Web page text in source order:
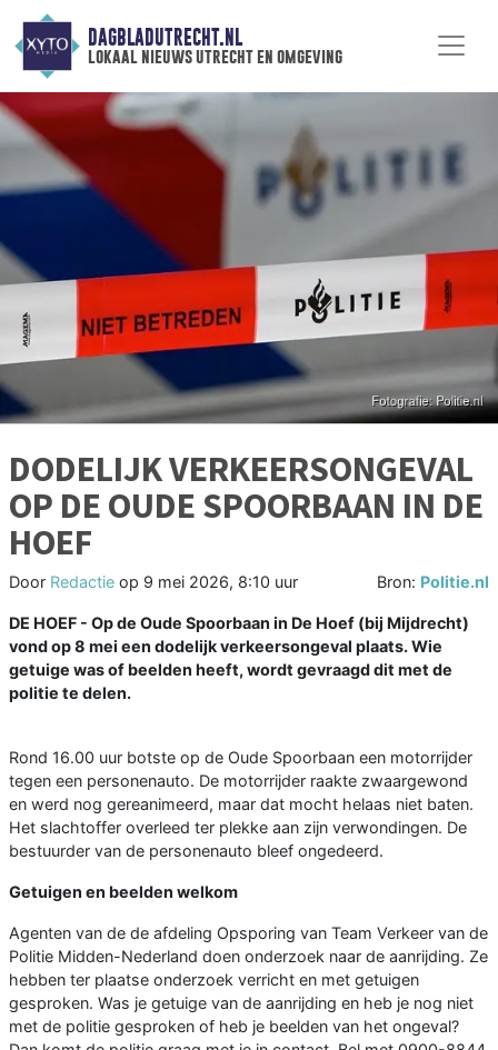
DAGBLADUTRECHT.NL
lokaal nieuws utrecht en omgeving
DODELIJK VERKEERSONGEVAL
OP DE OUDE SPOORBAAN IN DE
HOEF
Door Redactie op 9 mei 2026, 8:10 uur Bron: Politie.nl
DE HOEF - Op de Oude Spoorbaan in De Hoef (bij Mijdrecht)
vond op 8 mei een dodelijk verkeersongeval plaats. Wie
getuige was of beelden heeft, wordt gevraagd dit met de
politie te delen.
Rond 16.00 uur botste op de Oude Spoorbaan een motorrijder
tegen een personenauto. De motorrijder raakte zwaargewond
en werd nog gereanimeerd, maar dat mocht helaas niet baten.
Het slachtoffer overleed ter plekke aan zijn verwondingen. De
bestuurder van de personenauto bleef ongedeerd.
Getuigen en beelden welkom
Agenten van de de afdeling Opsporing van Team Verkeer van de
Politie Midden-Nederland doen onderzoek naar de aanrijding. Ze
hebben ter plaatse onderzoek verricht en met getuigen
gesproken. Was je getuige van de aanrijding en heb je nog niet
met de politie gesproken of heb je beelden van het ongeval?